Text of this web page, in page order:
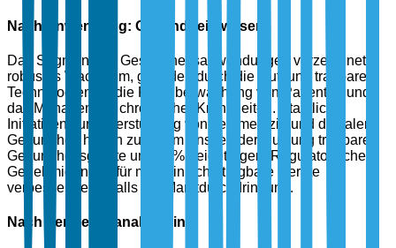
Nach Anwendung: Gesundheitswesen
Das Segment der Gesundheitsanwendungen verzeichnet
robustes Wachstum, gefördert durch die Nutzung tragbarer
Technologien für die Fernüberwachung von Patienten und
das Management chronischer Krankheiten. Staatliche
Initiativen zur Unterstützung von Telemedizin und digitaler
Gesundheit haben zu einem Anstieg der Nutzung tragbarer
Gesundheitsgeräte um 35 % beigetragen. Regulatorische
Genehmigungen für medizinische tragbare Geräte
verbessern ebenfalls die Marktdurchdringung.
Nach Vertriebskanal: Online